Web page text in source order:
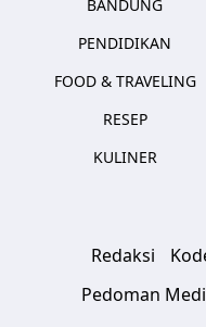
BANDUNG
PENDIDIKAN
FOOD & TRAVELING
RESEP
KULINER
Redaksi
Pedoman